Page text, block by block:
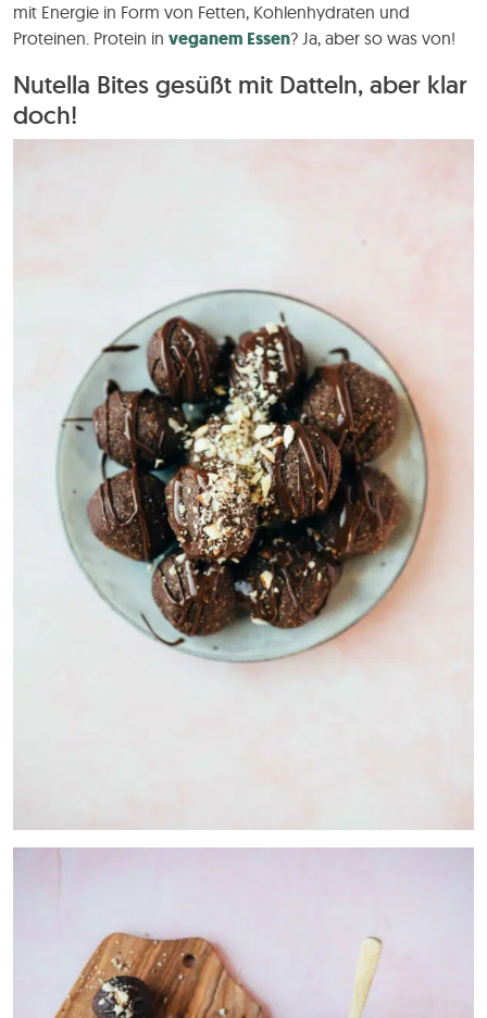
mit Energie in Form von Fetten, Kohlenhydraten und
Proteinen. Protein in veganem Essen? Ja, aber so was von!
Nutella Bites gesüßt mit Datteln, aber klar
doch!